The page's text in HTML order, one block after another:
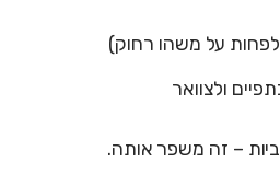
על משהו רחוק)
ולצוואר
– זה משפר אותה.